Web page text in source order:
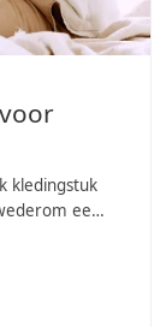
kledingstuk
een